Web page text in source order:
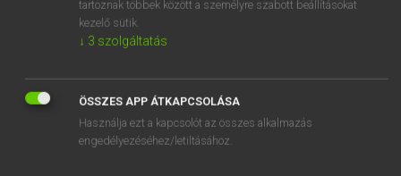
RÓLUNK
ELÉRHETŐSÉG
SÜTI BEÁLLÍTÁSOK
tartoznak többek között a személyre szabott beállításokat
kezelő sütik.
↓ 3 szolgáltatás
ÖSSZES APP ÁTKAPCSOLÁSA
Használja ezt a kapcsolót az összes alkalmazás
engedélyezéséhez/letiltásához.